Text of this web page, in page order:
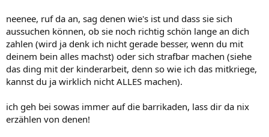
neenee, ruf da an, sag denen wie's ist und dass sie sich
aussuchen können, ob sie noch richtig schön lange an dich
zahlen (wird ja denk ich nicht gerade besser, wenn du mit
deinem bein alles machst) oder sich strafbar machen (siehe
das ding mit der kinderarbeit, denn so wie ich das mitkriege,
kannst du ja wirklich nicht ALLES machen).
ich geh bei sowas immer auf die barrikaden, lass dir da nix
erzählen von denen!